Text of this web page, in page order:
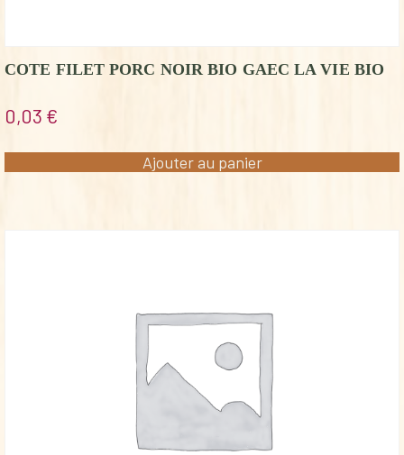
COTE FILET PORC NOIR BIO GAEC LA VIE BIO
0,03 €
Ajouter au panier